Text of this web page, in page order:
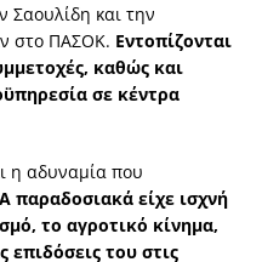
Σαουλίδη και την
στο ΠΑΣΟΚ. Εντοπίζονται
καθώς και
σε κέντρα
η αδυναμία που
παραδοσιακά είχε ισχνή
το αγροτικό κίνημα,
επιδόσεις του στις